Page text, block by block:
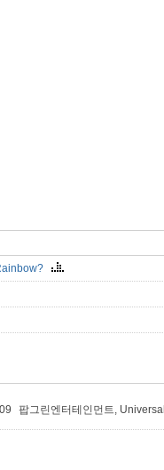
팝그린엔터테인먼트, Universal